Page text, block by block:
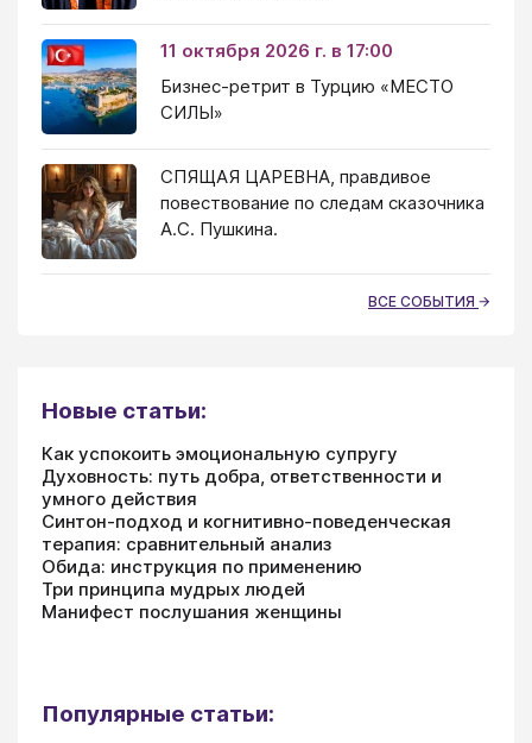
11 октября 2026 г. в 17:00
Бизнес-ретрит в Турцию «МЕСТО
СИЛЫ»
СПЯЩАЯ ЦАРЕВНА, правдивое
повествование по следам сказочника
А.С. Пушкина.
ВСЕ СОБЫТИЯ
Новые статьи:
Как успокоить эмоциональную супругу
Духовность: путь добра, ответственности и
умного действия
Синтон-подход и когнитивно-поведенческая
терапия: сравнительный анализ
Обида: инструкция по применению
Три принципа мудрых людей
Манифест послушания женщины
Популярные статьи: